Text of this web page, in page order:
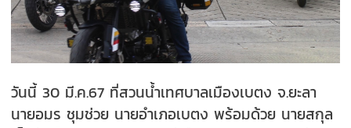
วันนี้ 30 มี.ค.67 ที่สวนน้ำเทศบาลเมืองเบตง จ.ยะลา
นายอมร ชุมช่วย นายอำเภอเบตง พร้อมด้วย นายสกุล